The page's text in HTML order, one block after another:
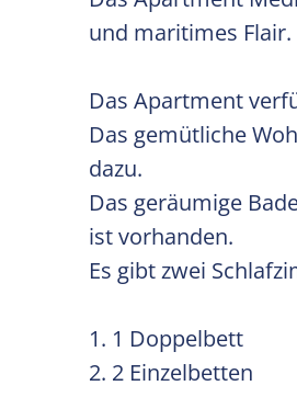
und maritimes Flair.
Das Apartment
Das gemütliche
dazu.
Das geräumige
ist vorhanden.
Es gibt zwei
1. 1 Doppelbett
2. 2 Einzelbetten